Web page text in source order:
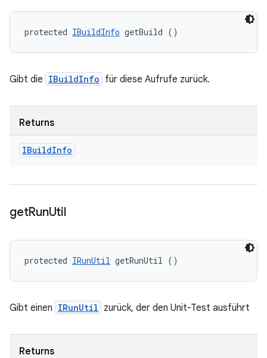
protected IBuildInfo getBuild ()
Gibt die IBuildInfo für diese Aufrufe zurück.
Returns
IBuildInfo
getRunUtil
protected IRunUtil getRunUtil ()
Gibt einen IRunUtil zurück, der den Unit-Test ausführt
Returns